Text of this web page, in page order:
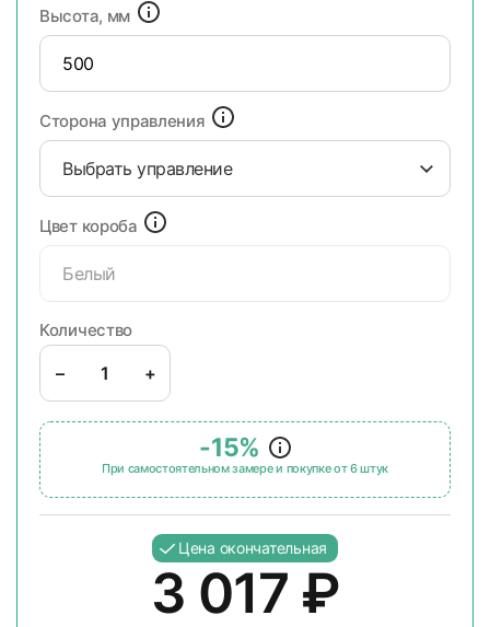
Высота, мм
Сторона управления
Выбрать управление
Цвет короба
Белый
Количество
– +
-15%
При самостоятельном замере и покупке от 6 штук
Цена окончательная
3 017 ₽